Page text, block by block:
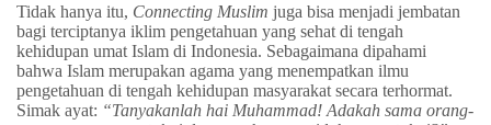
Tidak hanya itu, Connecting Muslim juga bisa menjadi jembatan
bagi terciptanya iklim pengetahuan yang sehat di tengah
kehidupan umat Islam di Indonesia. Sebagaimana dipahami
bahwa Islam merupakan agama yang menempatkan ilmu
pengetahuan di tengah kehidupan masyarakat secara terhormat.
Simak ayat: “Tanyakanlah hai Muhammad! Adakah sama orang-